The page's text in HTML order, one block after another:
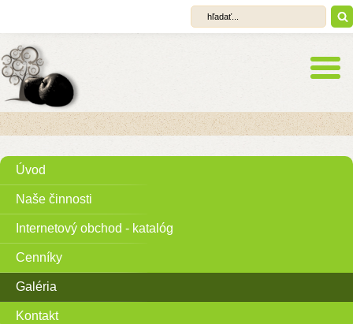
Úvod
Naše činnosti
Internetový obchod - katalóg
Cenníky
Galéria
Kontakt